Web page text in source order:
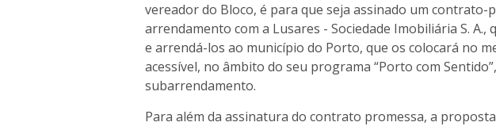
vereador do Bloco, é para que seja assinado um contrato-
arrendamento com a Lusares - Sociedade Imobiliária S.
e arrendá-los ao município do Porto, que os colocará no
acessível, no âmbito do seu programa “Porto com
subarrendamento.
Para além da assinatura do contrato promessa, a